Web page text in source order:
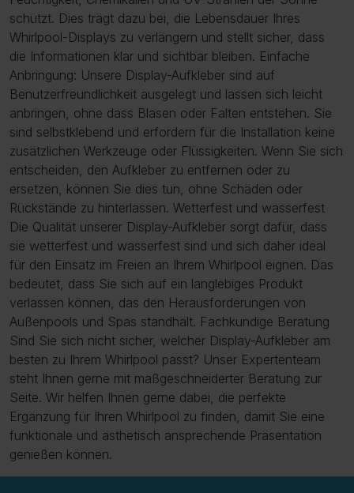
schützt. Dies trägt dazu bei, die Lebensdauer Ihres
Whirlpool-Displays zu verlängern und stellt sicher, dass
die Informationen klar und sichtbar bleiben. Einfache
Anbringung: Unsere Display-Aufkleber sind auf
Benutzerfreundlichkeit ausgelegt und lassen sich leicht
anbringen, ohne dass Blasen oder Falten entstehen. Sie
sind selbstklebend und erfordern für die Installation keine
zusätzlichen Werkzeuge oder Flüssigkeiten. Wenn Sie sich
entscheiden, den Aufkleber zu entfernen oder zu
ersetzen, können Sie dies tun, ohne Schäden oder
Rückstände zu hinterlassen. Wetterfest und wasserfest
Die Qualität unserer Display-Aufkleber sorgt dafür, dass
sie wetterfest und wasserfest sind und sich daher ideal
für den Einsatz im Freien an Ihrem Whirlpool eignen. Das
bedeutet, dass Sie sich auf ein langlebiges Produkt
verlassen können, das den Herausforderungen von
Außenpools und Spas standhält. Fachkundige Beratung
Sind Sie sich nicht sicher, welcher Display-Aufkleber am
besten zu Ihrem Whirlpool passt? Unser Expertenteam
steht Ihnen gerne mit maßgeschneiderter Beratung zur
Seite. Wir helfen Ihnen gerne dabei, die perfekte
Ergänzung für Ihren Whirlpool zu finden, damit Sie eine
funktionale und ästhetisch ansprechende Präsentation
genießen können.